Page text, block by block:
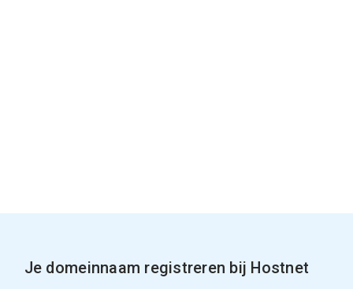
Je domeinnaam registreren bij Hostnet